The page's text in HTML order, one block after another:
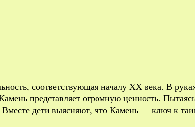
соответствующая началу XX века. В
представляет огромную ценность.
Вместе дети выясняют, что Камень — ключ к